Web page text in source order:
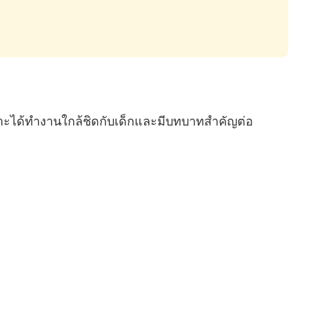
ะได้ทำงานใกล้ชิดกับเด็กและมีบทบาทสำคัญต่อ